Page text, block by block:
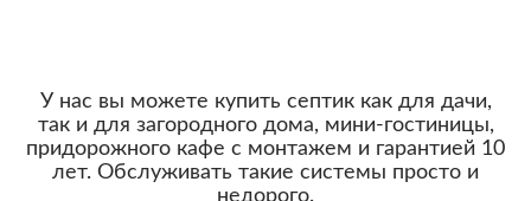
У нас вы можете купить септик как для дачи,
так и для загородного дома, мини-гостиницы,
придорожного кафе с монтажем и гарантией 10
лет. Обслуживать такие системы просто и
недорого.